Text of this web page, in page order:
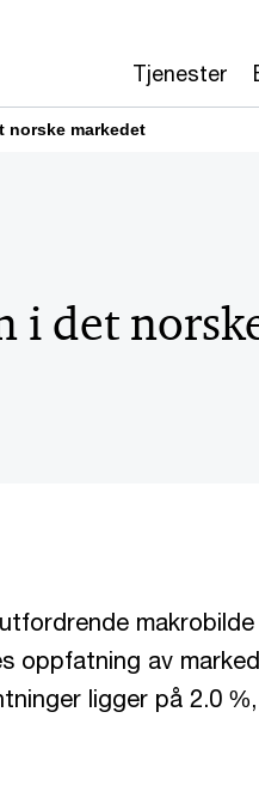
Tjenester
norske markedet
i det
oppfatning av
ligger på 2.0